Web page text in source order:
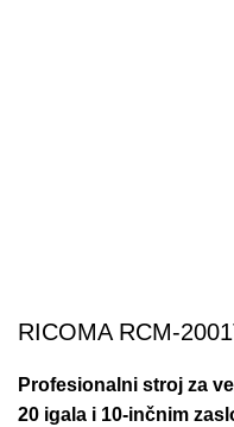
RICOMA RCM-
Profesionalni stroj za
20 igala i 10-inčnim